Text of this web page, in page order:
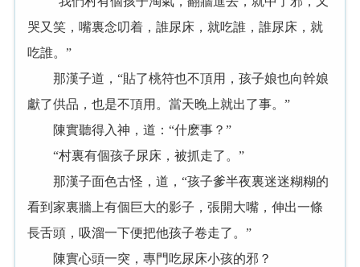
哭又笑，嘴裏念叨着，誰尿床，就吃誰，誰尿床，就
吃誰。”
那漢子道，“貼了桃符也不頂用，孩子娘也向幹娘
獻了供品，也是不頂用。當天晚上就出了事。”
陳實聽得入神，道：“什麽事？”
“村裏有個孩子尿床，被抓走了。”
那漢子面色古怪，道，“孩子爹半夜裏迷迷糊糊的
看到家裏牆上有個巨大的影子，張開大嘴，伸出一條
長舌頭，吸溜一下便把他孩子卷走了。”
陳實心頭一突，專門吃尿床小孩的邪？